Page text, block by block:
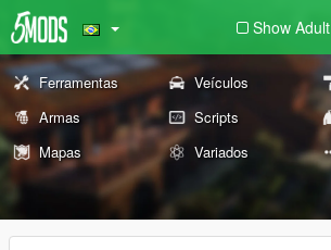
Show Adult
Ferramentas Veículos
Armas
Scripts
Mapas
Variados